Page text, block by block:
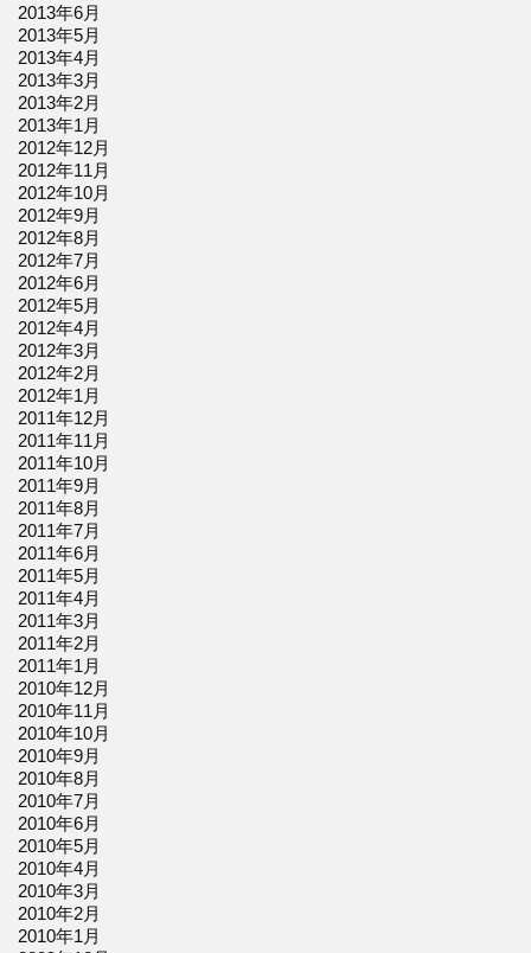
2013年6月
2013年5月
2013年4月
2013年3月
2013年2月
2013年1月
2012年12月
2012年11月
2012年10月
2012年9月
2012年8月
2012年7月
2012年6月
2012年5月
2012年4月
2012年3月
2012年2月
2012年1月
2011年12月
2011年11月
2011年10月
2011年9月
2011年8月
2011年7月
2011年6月
2011年5月
2011年4月
2011年3月
2011年2月
2011年1月
2010年12月
2010年11月
2010年10月
2010年9月
2010年8月
2010年7月
2010年6月
2010年5月
2010年4月
2010年3月
2010年2月
2010年1月